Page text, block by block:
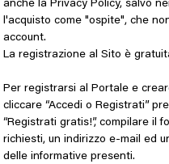
l'acquisto come "ospite", che
account.
La registrazione al Sito è
Per registrarsi al Portale e
cliccare “Accedi o Registrati”
“Registrati gratis!”, compilare il
richiesti, un indirizzo e-mail ed
delle informative presenti.